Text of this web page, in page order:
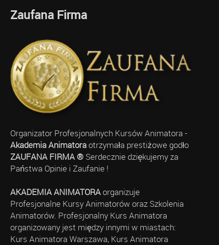
Zaufana Firma
Organizator Profesjonalnych Kursów Animatora -
Akademia Animatoraotrzymała prestiżowe godło
ZAUFANA FIRMA ®Serdecznie dziękujemy za
Państwa Opinie i Zaufanie !
AKADEMIA ANIMATORAorganizuje
Profesjonalne Kursy Animatorów oraz Szkolenia
Animatorów. Profesjonalny Kurs Animatora
organizowany jest między innymi w miastach:
Kurs Animatora Warszawa, Kurs Animatora